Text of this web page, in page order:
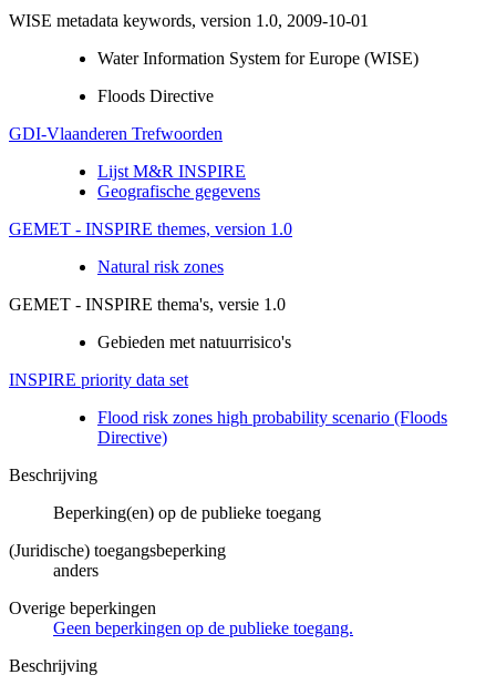
WISE metadata keywords, version 1.0, 2009-10-01
Water Information System for Europe (WISE)
Floods Directive
GDI-Vlaanderen Trefwoorden
Lijst M&R INSPIRE
Geografische gegevens
GEMET - INSPIRE themes, version 1.0
Natural risk zones
GEMET - INSPIRE thema's, versie 1.0
Gebieden met natuurrisico's
INSPIRE priority data set
Flood risk zones high probability scenario (Floods
Directive)
Beschrijving
Beperking(en) op de publieke toegang
(Juridische) toegangsbeperking
anders
Overige beperkingen
Geen beperkingen op de publieke toegang.
Beschrijving